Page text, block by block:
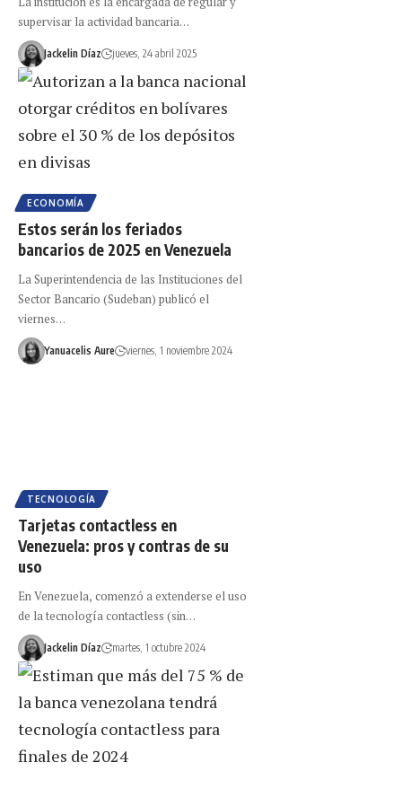
supervisar la actividad bancaria…
Jackelin Díaz jueves, 24 abril 2025
ECONOMÍA
Estos serán los feriados
bancarios de 2025 en Venezuela
La Superintendencia de las Instituciones del
Sector Bancario (Sudeban) publicó el
viernes…
Yanuacelis Aure viernes, 1 noviembre 2024
TECNOLOGÍA
Tarjetas contactless en
Venezuela: pros y contras de su
uso
En Venezuela, comenzó a extenderse el uso
de la tecnología contactless (sin…
Jackelin Díaz martes, 1 octubre 2024